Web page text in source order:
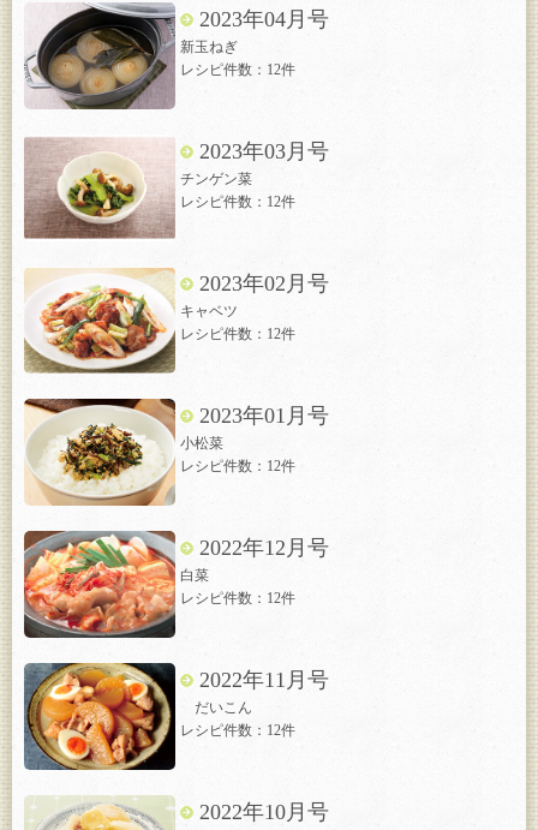
2023年04月号
新玉ねぎ
レシピ件数：12件
2023年03月号
チンゲン菜
レシピ件数：12件
2023年02月号
キャベツ
レシピ件数：12件
2023年01月号
小松菜
レシピ件数：12件
2022年12月号
白菜
レシピ件数：12件
2022年11月号
だいこん
レシピ件数：12件
2022年10月号